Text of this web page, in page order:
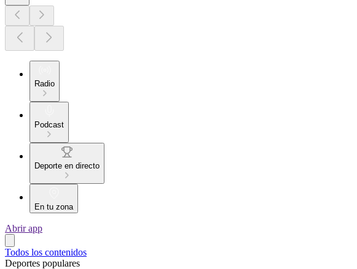
Radio
Podcast
Deporte en directo
En tu zona
Abrir app
Todos los contenidos
Deportes populares